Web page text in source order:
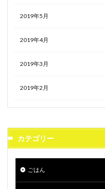
2019年5月
2019年4月
2019年3月
2019年2月
カテゴリー
ごはん